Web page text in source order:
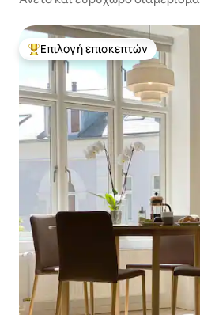
Κορυφαία επιλογή επισκεπτών
Επιλογή επισκεπτών